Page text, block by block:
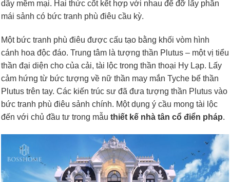
dây mềm mại. Hai thức cốt kết hợp với nhau để đỡ lấy phần
mái sảnh có bức tranh phù điêu cầu kỳ.
Một bức tranh phù điêu được cấu tạo bằng khối vòm hình
cánh hoa độc đáo. Trung tâm là tượng thần Plutus – một vị tiểu
thần đại diện cho của cải, tài lộc trong thần thoại Hy Lạp. Lấy
cảm hứng từ bức tượng về nữ thần may mắn Tyche bế thần
Plutus trên tay. Các kiến trúc sư đã đưa tượng thần Plutus vào
bức tranh phù điêu sảnh chính. Một dụng ý cầu mong tài lộc
đến với chủ đầu tư trong mẫu thiết kế nhà tân cổ điển pháp.